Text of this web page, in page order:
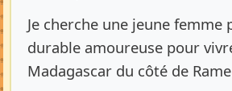
Je cherche une jeune
durable amoureuse pour
Madagascar du côté de